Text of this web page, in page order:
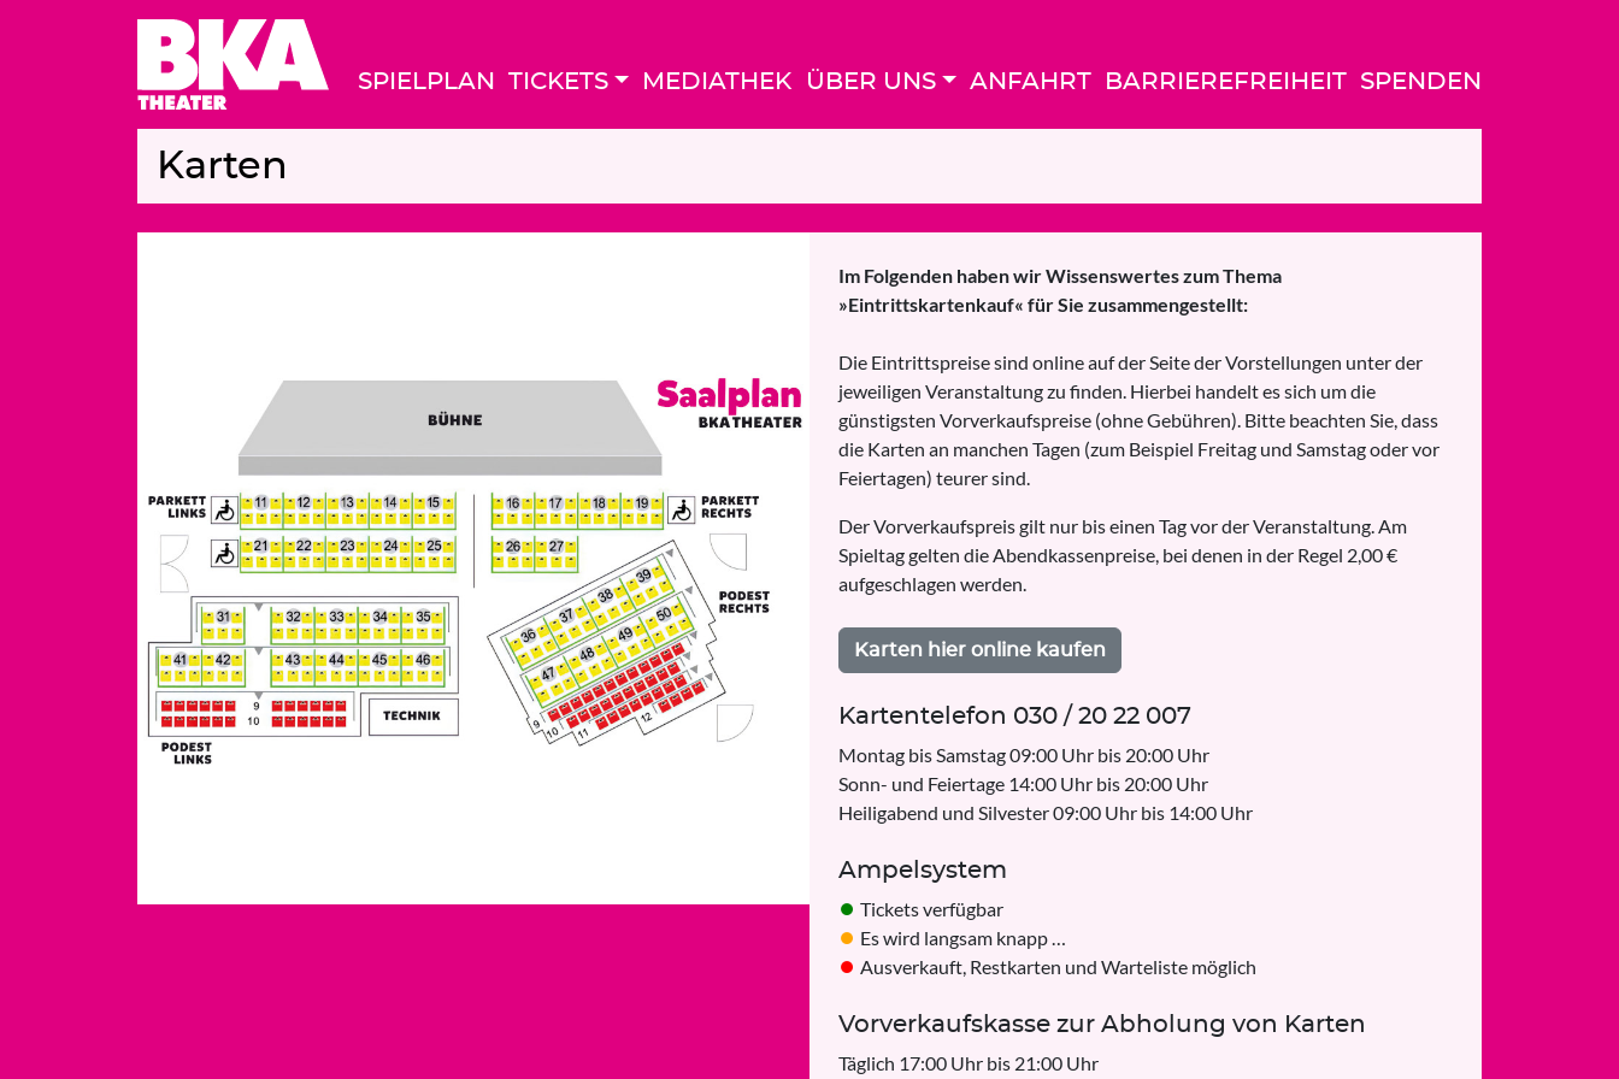
SPIELPLAN TICKETS MEDIATHEK ÜBER UNS ANFAHRT BARRIEREFREIHEIT SPENDEN
Karten
Im Folgenden haben wir Wissenswertes zum Thema
»Eintrittskartenkauf« für Sie zusammengestellt:
Die Eintrittspreise sind online auf der Seite der Vorstellungen unter der
jeweiligen Veranstaltung zu finden. Hierbei handelt es sich um die
günstigsten Vorverkaufspreise (ohne Gebühren). Bitte beachten Sie, dass
die Karten an manchen Tagen (zum Beispiel Freitag und Samstag oder vor
Feiertagen) teurer sind.
Der Vorverkaufspreis gilt nur bis einen Tag vor der Veranstaltung. Am
Spieltag gelten die Abendkassenpreise, bei denen in der Regel 2,00 €
aufgeschlagen werden.
Karten hier online kaufen
Kartentelefon 030 / 20 22 007
Montag bis Samstag 09:00 Uhr bis 20:00 Uhr
Sonn- und Feiertage 14:00 Uhr bis 20:00 Uhr
Heiligabend und Silvester 09:00 Uhr bis 14:00 Uhr
Ampelsystem
⏺ Tickets verfügbar
⏺ Es wird langsam knapp …
⏺ Ausverkauft, Restkarten und Warteliste möglich
Vorverkaufskasse zur Abholung von Karten
Täglich 17:00 Uhr bis 21:00 Uhr